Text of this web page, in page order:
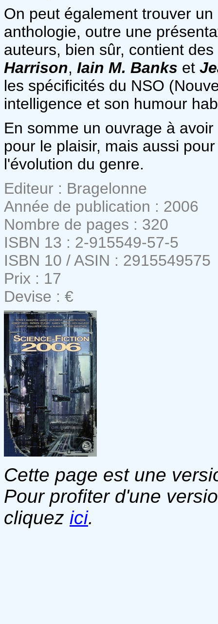
On peut également trouver
anthologie, outre une
auteurs, bien sûr, contient
Harrison, Iain M. Banks et
les spécificités du NSO
intelligence et son humour
En somme un ouvrage à
pour le plaisir, mais aussi
l'évolution du genre.
Editeur : Bragelonne
Année de publication : 2006
Nombre de pages : 320
ISBN 13 : 2-915549-57-5
ISBN 10 / ASIN : 2915549575
Prix : 17
Devise : €
Cette page est une
Pour profiter d'une
cliquez ici.